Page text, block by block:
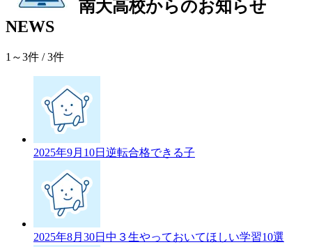
南大高校からのお知らせ
NEWS
1～3件 / 3件
2025年9月10日 逆転合格できる子
2025年8月30日 中３生やっておいてほしい学習10選